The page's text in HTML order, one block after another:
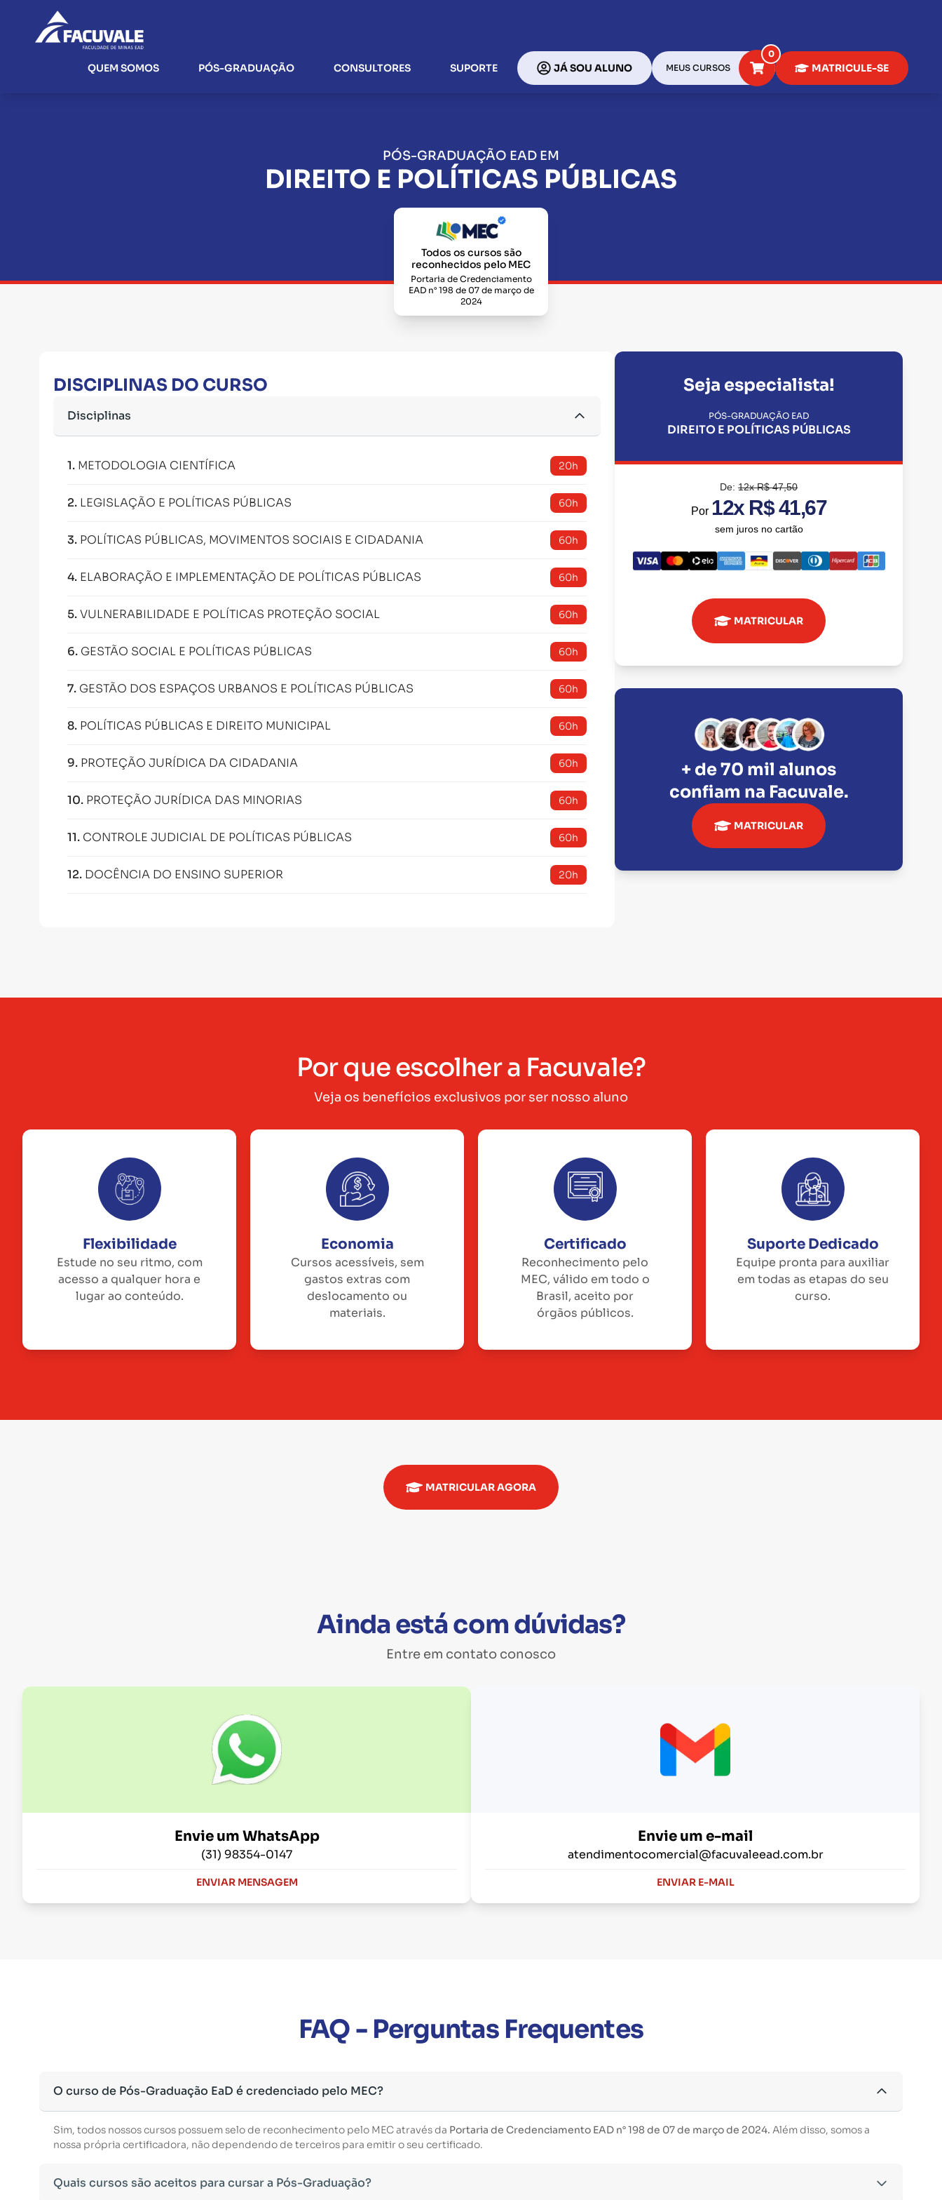
QUEM SOMOS PÓS-GRADUAÇÃO CONSULTORES SUPORTE JÁ SOU ALUNO MEUS CURSOS
0
MATRICULE-SE
PÓS-GRADUAÇÃO EAD EM
DIREITO E POLÍTICAS PÚBLICAS
Todos os cursos são
reconhecidos pelo MEC
Portaria de Credenciamento
EAD n° 198 de 07 de março de
2024
DISCIPLINAS DO CURSO
Disciplinas
1. METODOLOGIA CIENTÍFICA 20h
2. LEGISLAÇÃO E POLÍTICAS PÚBLICAS 60h
3. POLÍTICAS PÚBLICAS, MOVIMENTOS SOCIAIS E CIDADANIA 60h
4. ELABORAÇÃO E IMPLEMENTAÇÃO DE POLÍTICAS PÚBLICAS 60h
5.VULNERABILIDADE E POLÍTICAS PROTEÇÃO SOCIAL 60h
6. GESTÃO SOCIAL E POLÍTICAS PÚBLICAS 60h
7. GESTÃO DOS ESPAÇOS URBANOS E POLÍTICAS PÚBLICAS 60h
8. POLÍTICAS PÚBLICAS E DIREITO MUNICIPAL 60h
9. PROTEÇÃO JURÍDICA DA CIDADANIA 60h
10. PROTEÇÃO JURÍDICA DAS MINORIAS 60h
11. CONTROLE JUDICIAL DE POLÍTICAS PÚBLICAS 60h
12. DOCÊNCIA DO ENSINO SUPERIOR 20h
Seja especialista!
PÓS-GRADUAÇÃO EAD
DIREITO E POLÍTICAS PÚBLICAS
De:12x R$ 47,50
Por 12x R$ 41,67
sem juros no cartão
MATRICULAR
+ de 70 mil alunos
confiam na Facuvale.
MATRICULAR
Por que escolher a Facuvale?
Veja os benefícios exclusivos por ser nosso aluno
Flexibilidade
Estude no seu ritmo, com
acesso a qualquer hora e
lugar ao conteúdo.
Economia
Cursos acessíveis, sem
gastos extras com
deslocamento ou
materiais.
Certificado
Reconhecimento pelo
MEC, válido em todo o
Brasil, aceito por
órgãos públicos.
Suporte Dedicado
Equipe pronta para auxiliar
em todas as etapas do seu
curso.
MATRICULAR AGORA
Ainda está com dúvidas?
Entre em contato conosco
Envie um WhatsApp
(31) 98354-0147
ENVIAR MENSAGEM
Envie um e-mail
atendimentocomercial@facuvaleead.com.br
ENVIAR E-MAIL
FAQ - Perguntas Frequentes
O curso de Pós-Graduação EaD é credenciado pelo MEC?
Sim, todos nossos cursos possuem selo de reconhecimento pelo MEC através da Portaria de Credenciamento EAD n° 198 de 07 de março de 2024. Além disso, somos a
nossa própria certificadora, não dependendo de terceiros para emitir o seu certificado.
Quais cursos são aceitos para cursar a Pós-Graduação?